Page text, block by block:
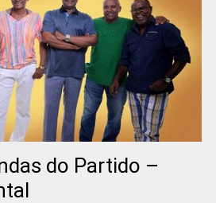
do Partido –